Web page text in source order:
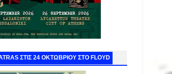
ΣΤΙΣ 24 ΟΚΤΩΒΡΙΟΥ ΣΤΟ FLOYD